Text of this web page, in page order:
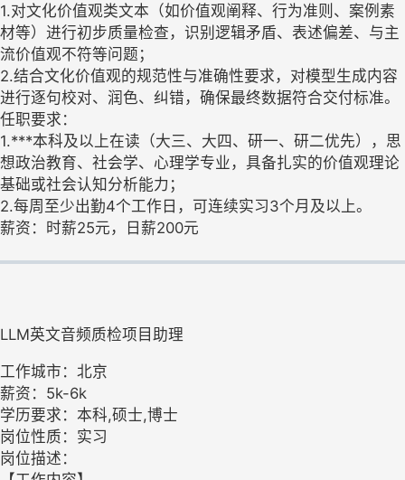
1.对文化价值观类文本（如价值观阐释、行为准则、案例素
材等）进行初步质量检查，识别逻辑矛盾、表述偏差、与主
流价值观不符等问题；
2.结合文化价值观的规范性与准确性要求，对模型生成内容
进行逐句校对、润色、纠错，确保最终数据符合交付标准。
任职要求：
1.***本科及以上在读（大三、大四、研一、研二优先），思
想政治教育、社会学、心理学专业，具备扎实的价值观理论
基础或社会认知分析能力；
2.每周至少出勤4个工作日，可连续实习3个月及以上。
薪资：时薪25元，日薪200元
LLM英文音频质检项目助理
工作城市：北京
薪资：5k-6k
学历要求：本科,硕士,博士
岗位性质：实习
岗位描述：